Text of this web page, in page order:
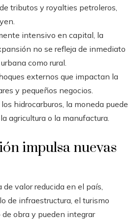
tributos y royalties petroleros,
intensivo en capital, la
no se refleja de inmediato
como rural.
externos que impactan la
y pequeños negocios.
hidrocarburos, la moneda puede
agricultura o la manufactura.
impulsa nuevas
valor reducida en el país,
de infraestructura, el turismo
obra y pueden integrar